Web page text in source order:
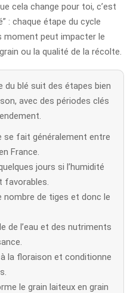
cela change pour toi, c’est
: chaque étape du cycle
moment peut impacter le
ou la qualité de la récolte.
du blé suit des étapes bien
avec des périodes clés
se fait généralement entre
France.
jours si l’humidité
nombre de tiges et donc le
de l’eau et des nutriments
la floraison et conditionne
le grain laiteux en grain